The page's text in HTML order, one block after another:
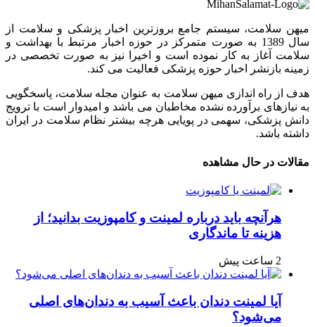
میهن سلامت، سیستم جامع بروزترین اخبار پزشکی و سلامت از
سال 1389 به صورت متمرکز در حوزه اخبار مرتبط با بهداشت و
سلامت آغاز به کار نموده است و اخیرا نیز به صورت تخصصی در
زمینه بازنشر اخبار حوزه پزشکی فعالیت می کند.
هدف از راه اندازی میهن سلامت به عنوان مجله سلامت، پاسخگویی
به نیازهای برآورده نشده مخاطبان می باشد و امیدوار است با ترویج
دانش پزشکی، سهمی در پویایی هرچه بیشتر نظام سلامت در ایران
داشته باشد.
مقالات در حال مشاهده
هرآنچه باید درباره لمینت و کامپوزیت بدانید؛ از
هزینه تا ماندگاری
2 ساعت پیش
آیا لمینت دندان باعث آسیب به دندان‌های اصلی
می‌شود؟